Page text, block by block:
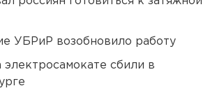
УБРиР возобновило работу
электросамокате сбили в